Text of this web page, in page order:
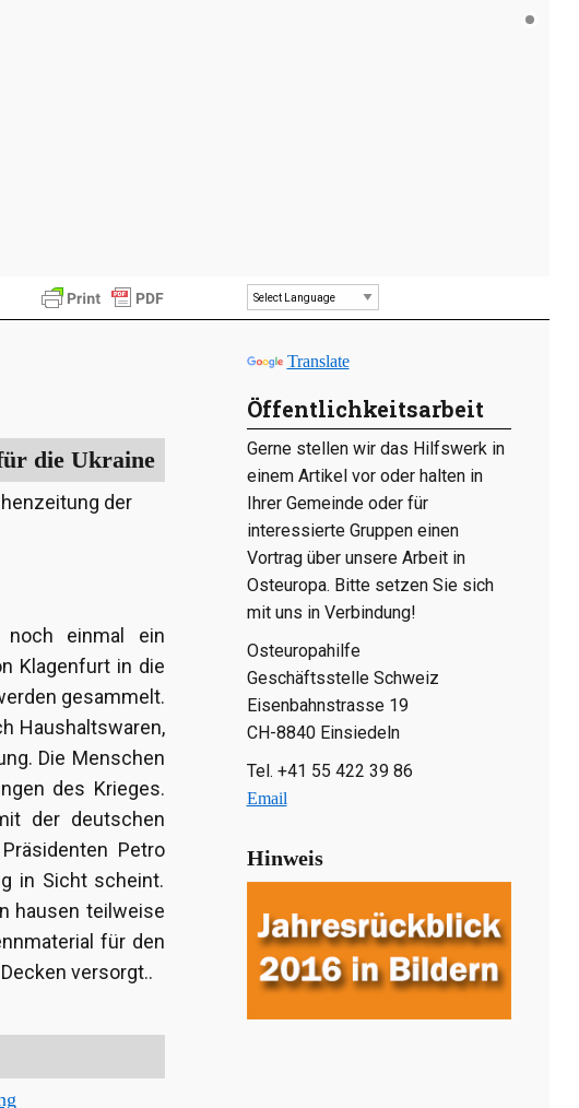
die Ukraine
der
noch einmal ein
Klagenfurt in die
gesammelt.
Haushaltswaren,
Die Menschen
des Krieges.
der deutschen
Petro
in Sicht scheint.
hausen teilweise
für den
versorgt..
Translate
Öffentlichkeitsarbeit
Gerne stellen wir das Hilfswerk in
einem Artikel vor oder halten in
Ihrer Gemeinde oder für
interessierte Gruppen einen
Vortrag über unsere Arbeit in
Osteuropa. Bitte setzen Sie sich
mit uns in Verbindung!
Osteuropahilfe
Geschäftsstelle Schweiz
Eisenbahnstrasse 19
CH-8840 Einsiedeln
Tel. +41 55 422 39 86
Email
Hinweis